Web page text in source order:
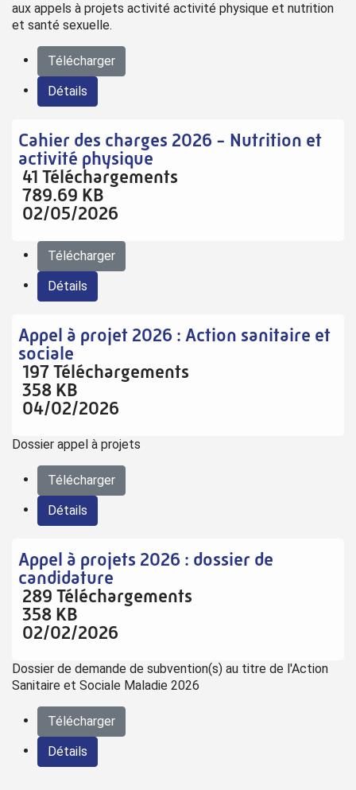
aux appels à projets activité activité physique et nutrition
et santé sexuelle.
Télécharger
Détails
Cahier des charges 2026 - Nutrition et
activité physique
41 Téléchargements
789.69 KB
02/05/2026
Télécharger
Détails
Appel à projet 2026 : Action sanitaire et
sociale
197 Téléchargements
358 KB
04/02/2026
Dossier appel à projets
Télécharger
Détails
Appel à projets 2026 : dossier de
candidature
289 Téléchargements
358 KB
02/02/2026
Dossier de demande de subvention(s) au titre de l'Action
Sanitaire et Sociale Maladie 2026
Télécharger
Détails